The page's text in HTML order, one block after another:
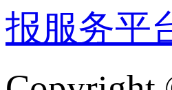
报服务平